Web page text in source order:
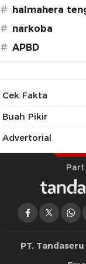
#
halmahera
# narkoba
# APBD
Cek Fakta
Buah Pikir
Advertorial
PT.